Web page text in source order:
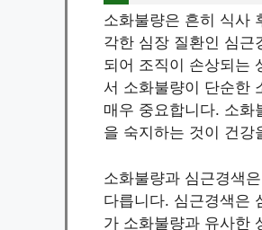
소화불량은 흔히 식사
각한 심장 질환인 심
되어 조직이 손상되는
서 소화불량이 단순한
매우 중요합니다. 소화
을 숙지하는 것이 건강
소화불량과 심근경색
다릅니다. 심근경색은
가 소화불량과 유사한